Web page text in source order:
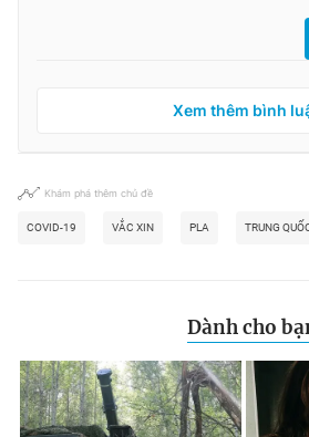
Xem thêm bình
Khám phá thêm chủ đề
COVID-19 VẮC XIN PLA TRUNG